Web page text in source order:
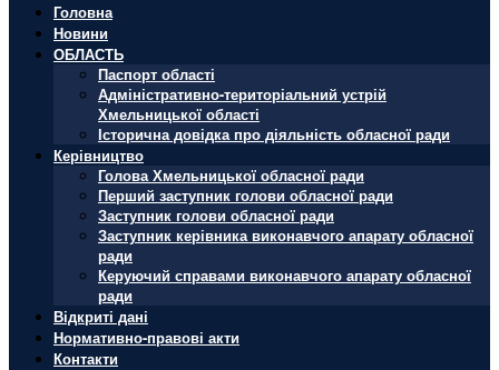
Головна
Новини
ОБЛАСТЬ
Паспорт області
Адміністративно-територіальний устрій
Хмельницької області
Історична довідка про діяльність обласної ради
Керівництво
Голова Хмельницької обласної ради
Перший заступник голови обласної ради
Заступник голови обласної ради
Заступник керівника виконавчого апарату обласної
ради
Керуючий справами виконавчого апарату обласної
ради
Відкриті дані
Нормативно-правові акти
Контакти